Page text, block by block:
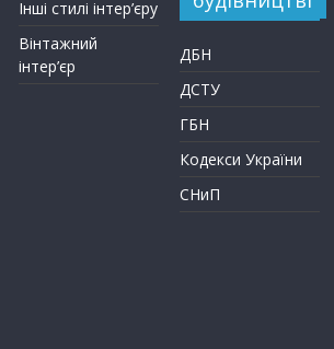
Інші стилі інтер’єру
Вінтажний
інтер’єр
ДБН
ДСТУ
ГБН
Кодекси України
СНиП